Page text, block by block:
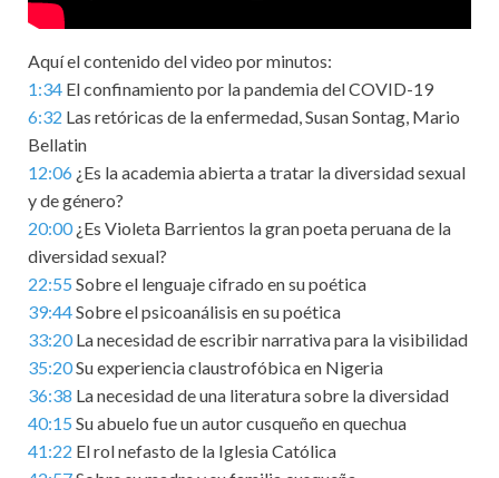
Aquí el contenido del video por minutos:
1:34 El confinamiento por la pandemia del COVID-19
6:32 Las retóricas de la enfermedad, Susan Sontag, Mario
Bellatin
12:06 ¿Es la academia abierta a tratar la diversidad sexual
y de género?
20:00¿Es Violeta Barrientos la gran poeta peruana de la
diversidad sexual?
22:55 Sobre el lenguaje cifrado en su poética
39:44Sobre el psicoanálisis en su poética
33:20La necesidad de escribir narrativa para la visibilidad
35:20Su experiencia claustrofóbica en Nigeria
36:38 La necesidad de una literatura sobre la diversidad
40:15 Su abuelo fue un autor cusqueño en quechua
41:22 El rol nefasto de la Iglesia Católica